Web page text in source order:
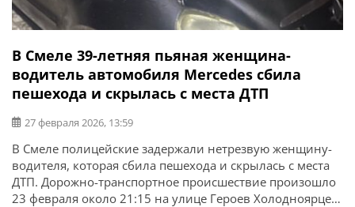
В Смеле 39-летняя пьяная женщина-
водитель автомобиля Mercedes сбила
пешехода и скрылась с места ДТП
27 февраля 2026, 13:59
В Смеле полицейские задержали нетрезвую женщину-
водителя, которая сбила пешехода и скрылась с места
ДТП. Дорожно-транспортное происшествие произошло
23 февраля около 21:15 на улице Героев Холодноярцев